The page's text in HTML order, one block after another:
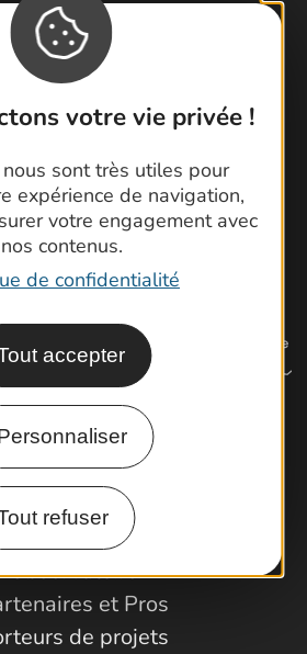
votre vie privée !
sont très utiles pour
expérience de navigation,
votre engagement avec
nos contenus.
de confidentialité
accepter
refuser
Brochures
et Topoguides
Latitude Gard
venir ?
Espace Pro
Observatoire
et Pros
de projets